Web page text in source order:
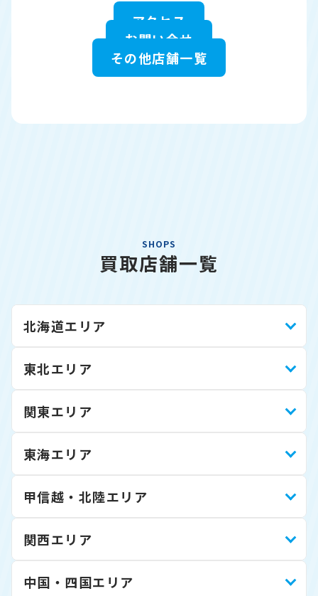
アクセス
お問い合せ
その他店舗一覧
SHOPS
買取店舗一覧
北海道エリア
東北エリア
関東エリア
東海エリア
甲信越・北陸エリア
関西エリア
中国・四国エリア